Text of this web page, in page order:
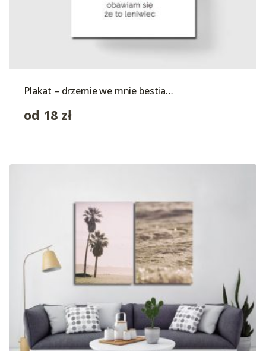
Plakat – drzemie we mnie bestia…
od 18 zł